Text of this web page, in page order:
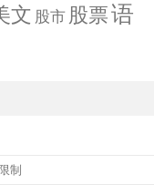
文 股市 股票语
制